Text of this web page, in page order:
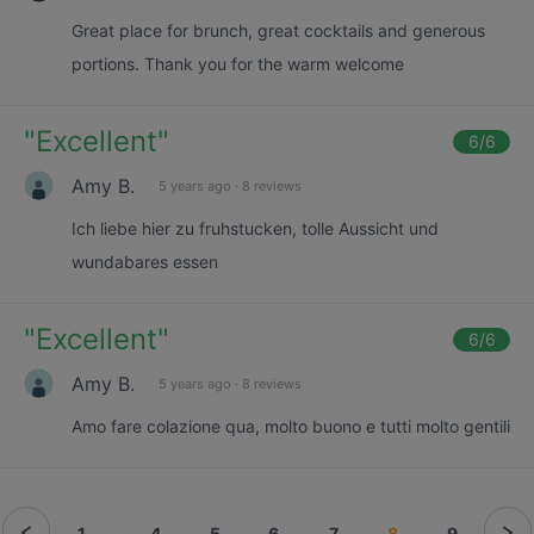
Great place for brunch, great cocktails and generous
portions. Thank you for the warm welcome
"Excellent" 6/6
Amy B. 5 years ago · 8 reviews
Ich liebe hier zu fruhstucken, tolle Aussicht und
wundabares essen
"Excellent" 6/6
Amy B. 5 years ago · 8 reviews
Amo fare colazione qua, molto buono e tutti molto gentili